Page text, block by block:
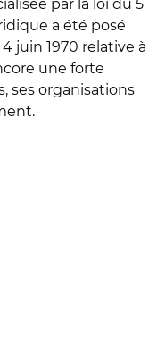
par la loi du 5
a été posé
juin 1970 relative à
une forte
ses organisations